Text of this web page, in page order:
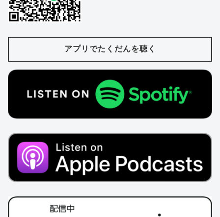
アプリでたくだんを聴く